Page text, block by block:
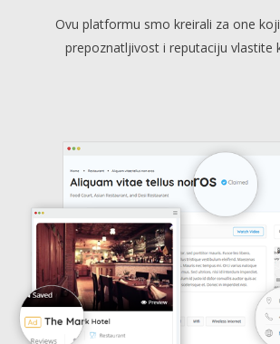
Ovu platformu smo kreirali za one
prepoznatljivost i reputaciju vlastite